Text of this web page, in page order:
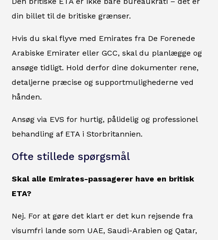
din billet til de britiske grænser.
Hvis du skal flyve med Emirates fra De Forenede
Arabiske Emirater eller GCC, skal du planlægge og
ansøge tidligt. Hold derfor dine dokumenter rene,
detaljerne præcise og supportmulighederne ved
hånden.
Ansøg via EVS for hurtig, pålidelig og professionel
behandling af ETA i Storbritannien.
Ofte stillede spørgsmål
Skal alle Emirates-passagerer have en britisk
ETA?
Nej. For at gøre det klart er det kun rejsende fra
visumfri lande som UAE, Saudi-Arabien og Qatar,